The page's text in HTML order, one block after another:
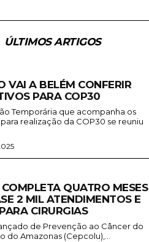
ÚLTIMOS ARTIGOS
VAI A BELÉM CONFERIR
PARA COP30
Temporária que acompanha os
realização da COP30 se reuniu
QUATRO MESES
2 MIL ATENDIMENTOS E
CIRURGIAS
de Prevenção ao Câncer do
do Amazonas (Cepcolu),...